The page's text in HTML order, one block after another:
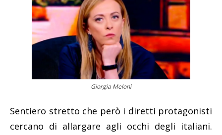
Giorgia Meloni
Sentiero stretto che però i diretti protagonisti
cercano di allargare agli occhi degli italiani.